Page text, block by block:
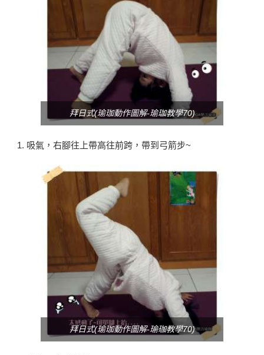
拜日式(瑜珈動作圖解-瑜珈教學70)
吸氣，右腳往上帶高往前跨，帶到弓箭步~
拜日式(瑜珈動作圖解-瑜珈教學70)